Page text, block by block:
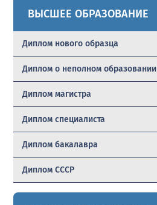
ВЫСШЕЕ ОБРАЗОВАНИЕ
Диплом нового образца
Диплом о неполном образовании
Диплом магистра
Диплом специалиста
Диплом бакалавра
Диплом СССР